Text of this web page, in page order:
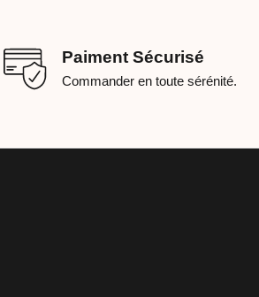
Paiment Sécurisé
Commander en toute sérénité.